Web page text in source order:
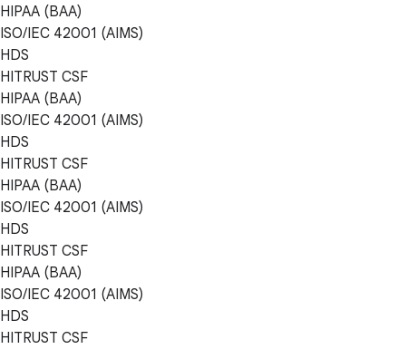
HIPAA (BAA)
ISO/IEC 42001 (AIMS)
HDS
HITRUST CSF
HIPAA (BAA)
ISO/IEC 42001 (AIMS)
HDS
HITRUST CSF
HIPAA (BAA)
ISO/IEC 42001 (AIMS)
HDS
HITRUST CSF
HIPAA (BAA)
ISO/IEC 42001 (AIMS)
HDS
HITRUST CSF